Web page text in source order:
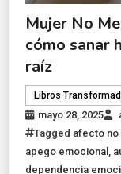
Mujer No
cómo sanar
raíz
Libros
mayo 28, 2025
Tagged afecto
apego emocional ,
dependencia